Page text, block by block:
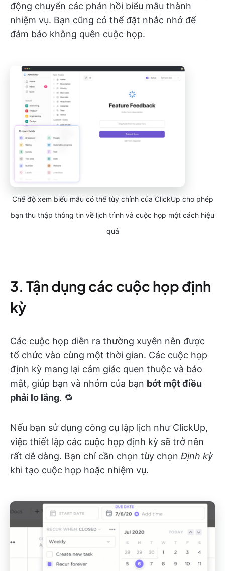
động chuyển các phản hồi biểu mẫu thành
nhiệm vụ. Bạn cũng có thể đặt nhắc nhở để
đảm bảo không quên cuộc họp.
Chế độ xem biểu mẫu có thể tùy chỉnh của ClickUp cho phép
bạn thu thập thông tin về lịch trình và cuộc họp một cách hiệu
quả
3. Tận dụng các cuộc họp định
kỳ
Các cuộc họp diễn ra thường xuyên nên được
tổ chức vào cùng một thời gian. Các cuộc họp
định kỳ mang lại cảm giác quen thuộc và bảo
mật, giúp bạn và nhóm của bạn bớt một điều
phải lo lắng. 🔁
Nếu bạn sử dụng công cụ lập lịch như ClickUp,
việc thiết lập các cuộc họp định kỳ sẽ trở nên
rất dễ dàng. Bạn chỉ cần chọn tùy chọn Định kỳ
khi tạo cuộc họp hoặc nhiệm vụ.